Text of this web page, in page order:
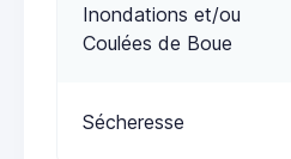
Inondations et/ou
Coulées de Boue
Sécheresse